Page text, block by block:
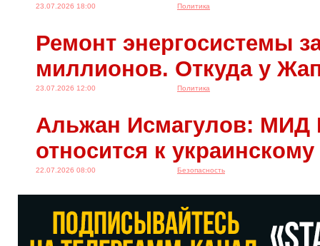
23.07.2026 18:00 Политика
Ремонт энергосистемы
миллионов. Откуда у
23.07.2026 12:00 Политика
Альжан Исмагулов: МИД
относится к
22.07.2026 08:00 Безопасность